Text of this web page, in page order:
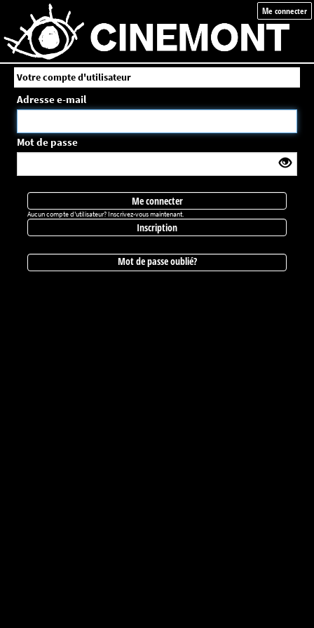
Me connecter
Votre compte d'utilisateur
Adresse e-mail
Mot de passe
Me connecter
Aucun compte d'utilisateur? Inscrivez-vous maintenant.
Inscription
Mot de passe oublié?